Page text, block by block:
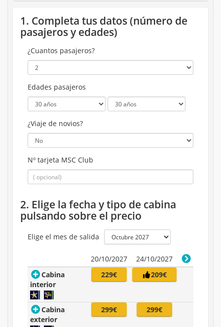
1. Completa tus datos (número de
pasajeros y edades)
¿Cuantos pasajeros?
Edades pasajeros
¿Viaje de novios?
Nº tarjeta MSC Club
2. Elige la fecha y tipo de cabina
pulsando sobre el precio
Elige el mes de salida
20/10/2027
24/10/2027
Cabina
interior
229€ 209€
Cabina
exterior
299€ 299€